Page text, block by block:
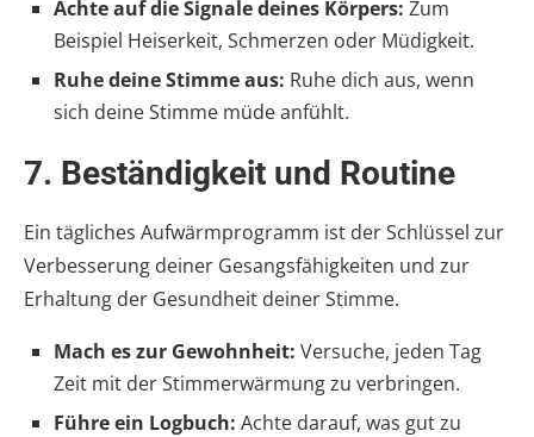
Achte auf die Signale deines Körpers: Zum
Beispiel Heiserkeit, Schmerzen oder Müdigkeit.
Ruhe deine Stimme aus: Ruhe dich aus, wenn
sich deine Stimme müde anfühlt.
7. Beständigkeit und Routine
Ein tägliches Aufwärmprogramm ist der Schlüssel zur
Verbesserung deiner Gesangsfähigkeiten und zur
Erhaltung der Gesundheit deiner Stimme.
Mach es zur Gewohnheit: Versuche, jeden Tag
Zeit mit der Stimmerwärmung zu verbringen.
Führe ein Logbuch: Achte darauf, was gut zu